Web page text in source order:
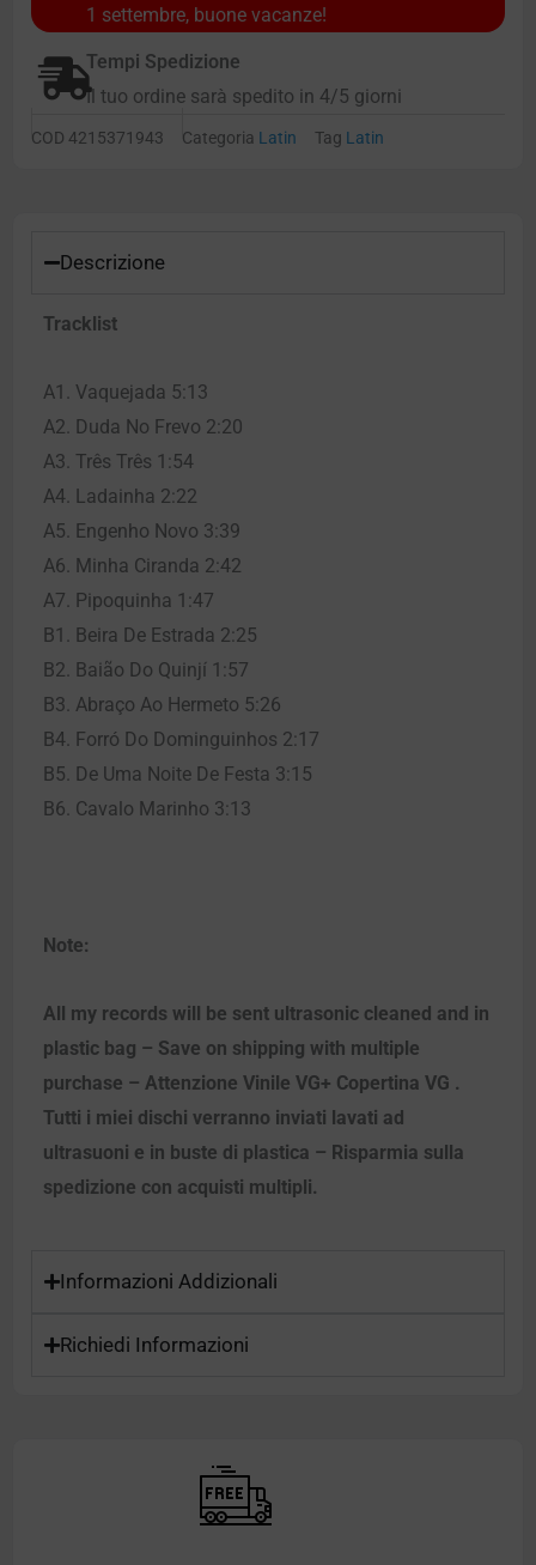
1 settembre, buone vacanze!
Tempi Spedizione
Il tuo ordine sarà spedito in 4/5 giorni
COD 4215371943 Categoria Latin Tag Latin
Descrizione
Tracklist
A1. Vaquejada 5:13
A2. Duda No Frevo 2:20
A3. Três Três 1:54
A4. Ladainha 2:22
A5. Engenho Novo 3:39
A6. Minha Ciranda 2:42
A7. Pipoquinha 1:47
B1. Beira De Estrada 2:25
B2. Baião Do Quinjí 1:57
B3. Abraço Ao Hermeto 5:26
B4. Forró Do Dominguinhos 2:17
B5. De Uma Noite De Festa 3:15
B6. Cavalo Marinho 3:13
Note:
All my records will be sent ultrasonic cleaned and in
plastic bag – Save on shipping with multiple
purchase – Attenzione Vinile VG+ Copertina VG .
Tutti i miei dischi verranno inviati lavati ad
ultrasuoni e in buste di plastica – Risparmia sulla
spedizione con acquisti multipli.
Informazioni Addizionali
Richiedi Informazioni